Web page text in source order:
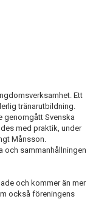
Ett
tränarutbildning.
genomgått Svenska
med praktik, under
Månsson.
och sammanhållningen
och kommer än mer
också föreningens